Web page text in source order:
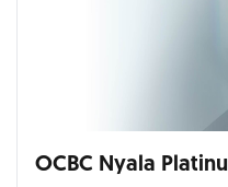
OCBC Nyala